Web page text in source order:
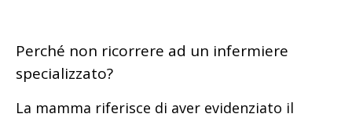
Perché non ricorrere ad un infermiere
specializzato?
La mamma riferisce di aver evidenziato il